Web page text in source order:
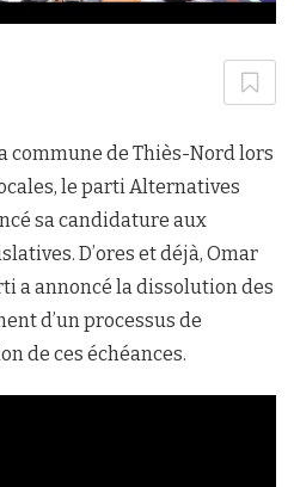
commune de Thiès-Nord lors
le parti Alternatives
sa candidature aux
D’ores et déjà, Omar
a annoncé la dissolution des
d’un processus de
de ces échéances.